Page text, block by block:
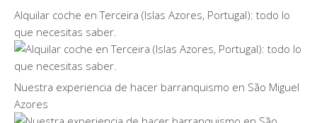
Alquilar coche en Terceira (Islas Azores, Portugal): todo lo
que necesitas saber.
Nuestra experiencia de hacer barranquismo en São Miguel
Azores